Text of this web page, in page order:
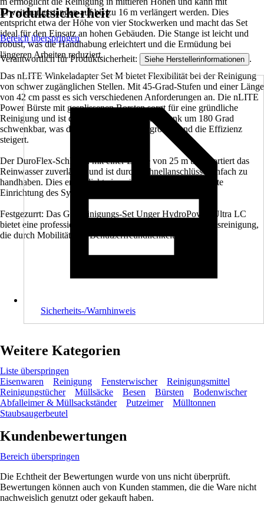
Erweiterungsstangen auf bis zu 16 m verlängert werden. Dies
entspricht etwa der Höhe von vier Stockwerken und macht das Set
ideal für den Einsatz an hohen Gebäuden. Die Stange ist leicht und
robust, was die Handhabung erleichtert und die Ermüdung bei
längeren Arbeiten reduziert.
Das nLITE Winkeladapter Set M bietet Flexibilität bei der Reinigung
von schwer zugänglichen Stellen. Mit 45-Grad-Stufen und einer Länge
von 42 cm passt es sich verschiedenen Anforderungen an. Die nLITE
Power Bürste mit gesplissenen Borsten sorgt für eine gründliche
Reinigung und ist durch das SwivelLock-Gelenk um 180 Grad
schwenkbar, was den Arbeitsbereich vergrößert und die Effizienz
steigert.
Der DuroFlex-Schlauch mit einer Länge von 25 m transportiert das
Reinwasser zuverlässig und ist durch Schnellanschlüsse einfach zu
handhaben. Dies ermöglicht eine zügige und unkomplizierte
Einrichtung des Systems.
Festgezurrt: Das Glasreinigungs-Set Unger HydroPower Ultra LC
bietet eine professionelle und effiziente Lösung für die Glasreinigung,
die durch Mobilität und Benutzerfreundlichkeit überzeugt.
Produktsicherheit
Bereich überspringen
Verantwortlich für Produktsicherheit: Siehe Herstellerinformationen .
Sicherheits-/Warnhinweis
Weitere Kategorien
Liste überspringen
Eisenwaren
Reinigung Fensterwischer
Reinigungsmittel
Reinigungstücher
Müllsäcke Besen Bürsten
Bodenwischer
Abfalleimer & Müllsackständer
Putzeimer
Mülltonnen
Staubsaugerbeutel
Kundenbewertungen
Bereich überspringen
Die Echtheit der Bewertungen wurde von uns nicht überprüft.
Bewertungen können auch von Kunden stammen, die die Ware nicht
nachweislich genutzt oder gekauft haben.